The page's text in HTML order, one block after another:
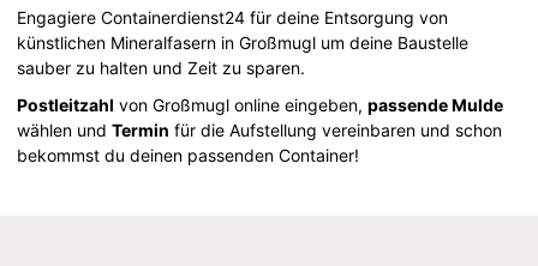
Engagiere Containerdienst24 für deine Entsorgung von
künstlichen Mineralfasern in Großmugl um deine Baustelle
sauber zu halten und Zeit zu sparen.
Postleitzahl von Großmugl online eingeben,passende Mulde
wählen undTermin für die Aufstellung vereinbaren und schon
bekommst du deinen passenden Container!